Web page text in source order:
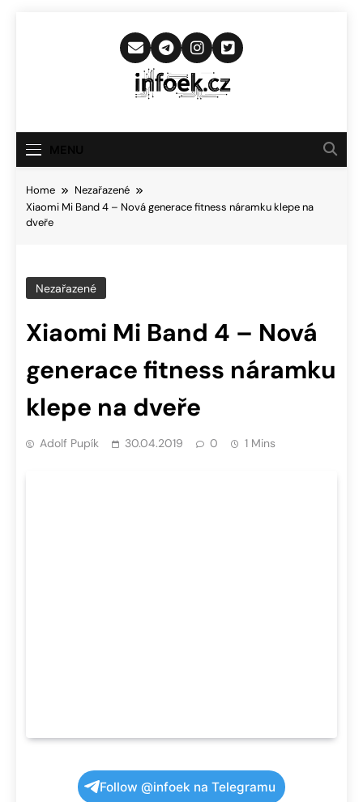
Infoek.cz
Novinkám
Home
Nezařazené
Xiaomi Mi Band 4 – Nová generace fitness náramku klepe na
dveře
Nezařazené
Xiaomi Mi Band 4 – Nová
generace fitness náramku
klepe na dveře
Adolf Pupík 30.04.2019 0 1 Mins
Follow @infoek na Telegramu